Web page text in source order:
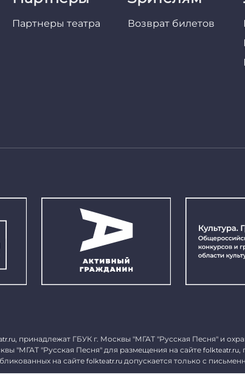
Партнеры театра Возврат билетов
, принадлежат ГБУК г. Москвы "МГАТ "Русская Песня" и
"МГАТ "Русская Песня" для размещения на сайте folkteatr.ru,
на сайте folkteatr.ru допускается только с